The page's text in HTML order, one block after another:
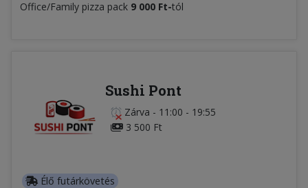
Office/Family pizza pack 9 000 Ft-tól
Sushi Pont
Zárva - 11:00 - 19:55
3 500 Ft
Élő futárkövetés